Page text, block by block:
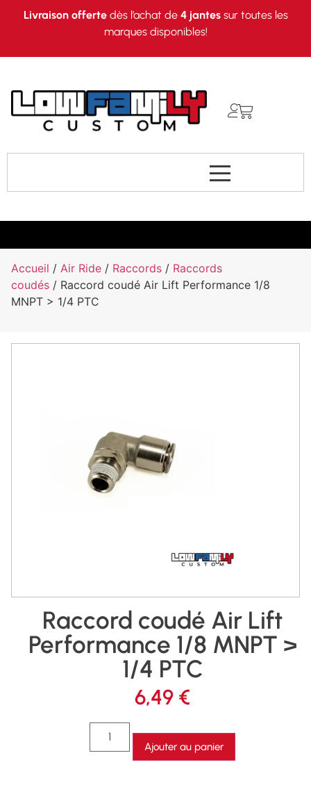
Livraison offertedès l’achat de 4 jantessur toutes les
marques disponibles!
Accueil / Air Ride / Raccords / Raccords
coudés / Raccord coudé Air Lift Performance 1/8
MNPT > 1/4 PTC
Raccord coudé Air Lift
Performance 1/8 MNPT >
1/4 PTC
6,49 €
Ajouter au panier